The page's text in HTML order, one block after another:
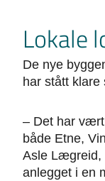
Lokale
De nye
har stått klare
– Det har
både Etne,
Asle Lægreid,
anlegget i en